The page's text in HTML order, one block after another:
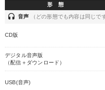
形 態
headset 音声 （どの形態でも内容は同じで
CD版
デジタル音声版
（配信＋ダウンロード）
USB(音声)